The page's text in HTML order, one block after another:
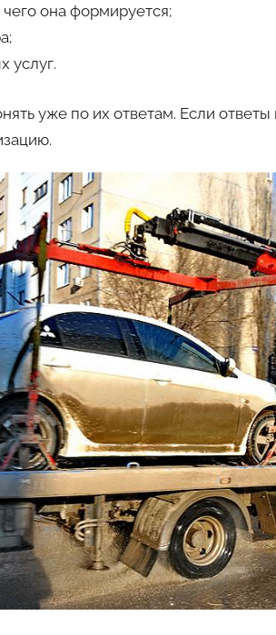
чего она формируется;
услуг.
уже по их ответам. Если